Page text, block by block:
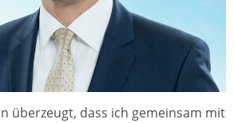
überzeugt, dass ich gemeinsam mit